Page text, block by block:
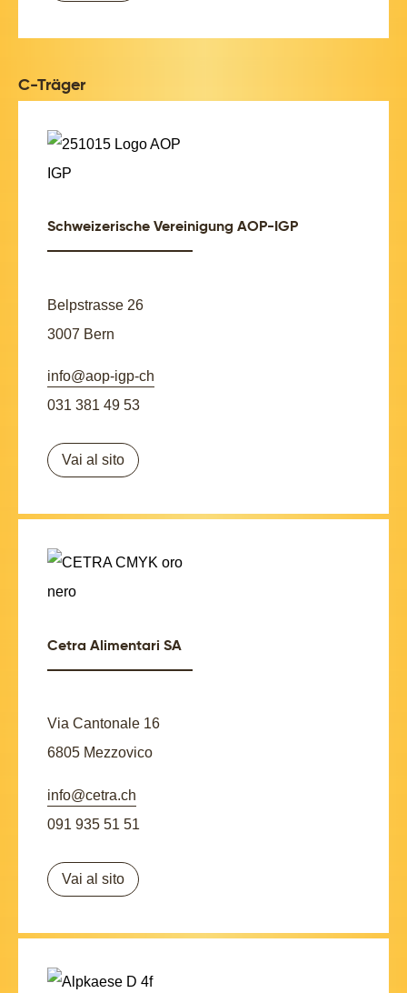
C-Träger
Schweizerische Vereinigung AOP-IGP
Belpstrasse 26
3007 Bern
info@aop-igp-ch
031 381 49 53
Vai al sito
Cetra Alimentari SA
Via Cantonale 16
6805 Mezzovico
info@cetra.ch
091 935 51 51
Vai al sito